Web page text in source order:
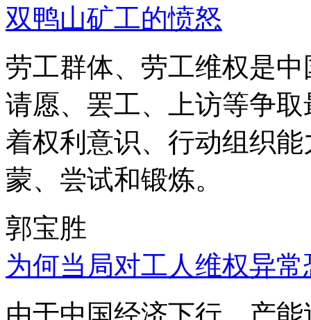
双鸭山矿工的愤怒
劳工群体、劳工维权是
请愿、罢工、上访等争
着权利意识、行动组织
蒙、尝试和锻炼。
郭宝胜
为何当局对工人维权异